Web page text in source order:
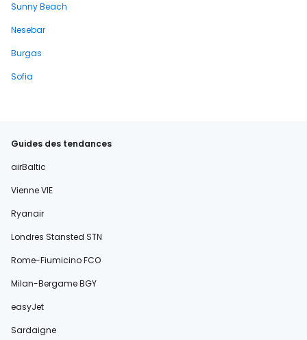
Sunny Beach
Nesebar
Burgas
Sofia
Guides des tendances
airBaltic
Vienne VIE
Ryanair
Londres Stansted STN
Rome-Fiumicino FCO
Milan-Bergame BGY
easyJet
Sardaigne